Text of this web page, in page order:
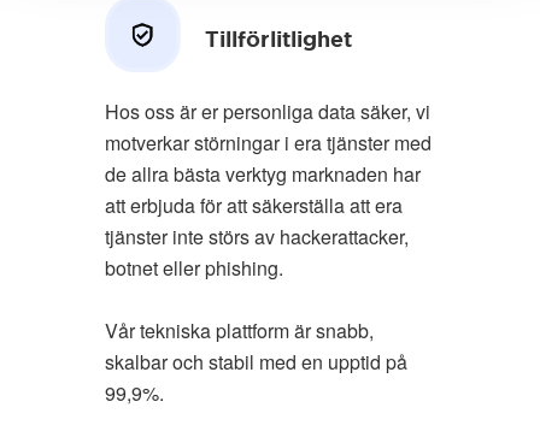
Tillförlitlighet
Hos oss är er personliga data säker, vi
motverkar störningar i era tjänster med
de allra bästa verktyg marknaden har
att erbjuda för att säkerställa att era
tjänster inte störs av hackerattacker,
botnet eller phishing.
Vår tekniska plattform är snabb,
skalbar och stabil med en upptid på
99,9%.